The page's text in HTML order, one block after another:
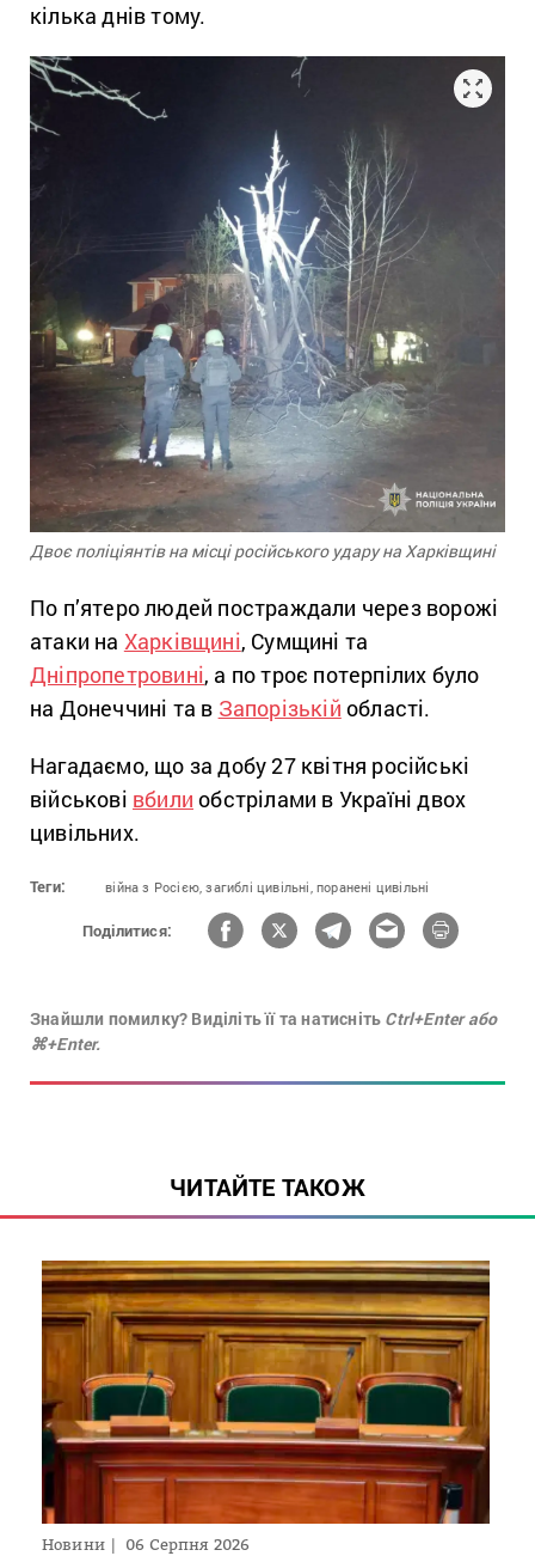
кілька днів тому.
Двоє поліціянтів на місці російського удару на Харківщині
По п’ятеро людей постраждали через ворожі
атаки на Харківщині, Сумщині та
Дніпропетровині, а по троє потерпілих було
на Донеччині та в Запорізькій області.
Нагадаємо, що за добу 27 квітня російські
військові вбили обстрілами в Україні двох
цивільних.
Теги: війна з Росією, загиблі цивільні, поранені цивільні
Поділитися:
Знайшли помилку? Виділіть її та натисніть Ctrl+Enter або
⌘+Enter.
ЧИТАЙТЕ ТАКОЖ
Новини 06 Серпня 2026